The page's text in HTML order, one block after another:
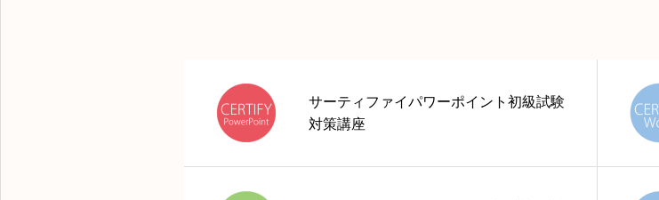
サーティファイパワーポイント初級試験
対策講座